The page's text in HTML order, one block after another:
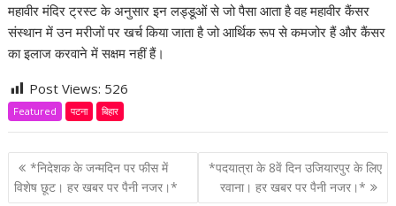
महावीर मंद‌िर ट्रस्ट के अनुसार इन लड्डूओं से जो पैसा आता है वह महावीर कैंसर
संस्‍थान में उन मरीजों पर खर्च क‌िया जाता है जो आर्थ‌िक रूप से कमजोर हैं और कैंसर
का इलाज करवाने में सक्षम नहीं हैं।
Post Views: 526
Featured पटना बिहार
P
o
*निदेशक के जन्मदिन पर फीस में
विशेष छूट। हर खबर पर पैनी नजर।*
*पदयात्रा के 8वें दिन उजियारपुर के लिए
रवाना। हर खबर पर पैनी नजर।*